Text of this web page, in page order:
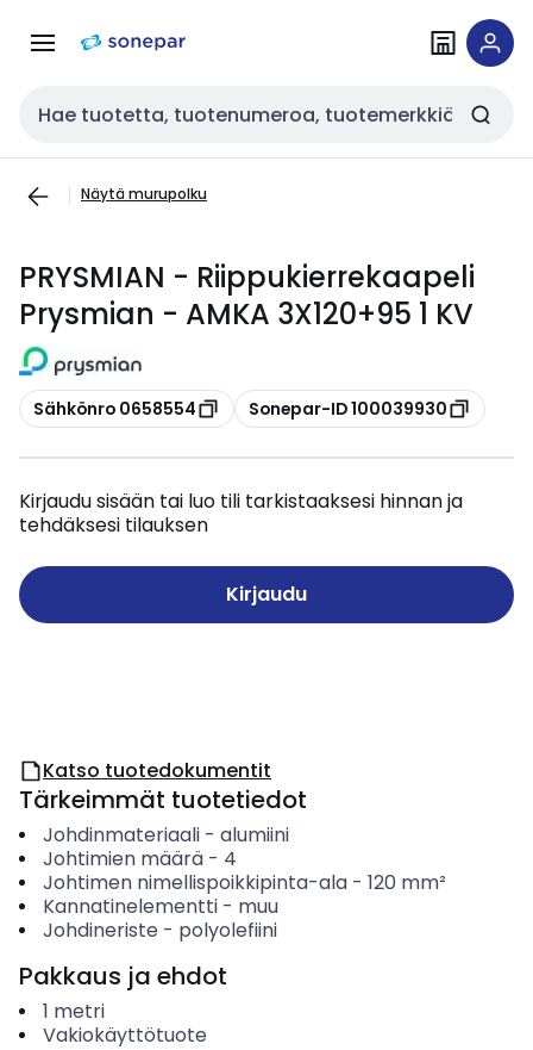
navigointiinsisältöön
Haku
Näytä murupolku
PRYSMIAN - Riippukierrekaapeli
Prysmian - AMKA 3X120+95 1 KV
Kopioi
Sähkönro 0658554 Kopioi
Sonepar-ID 100039930
Kirjaudu sisään tai luo tili tarkistaaksesi hinnan ja
tehdäksesi tilauksen
Kirjaudu
Katso tuotedokumentit
Tärkeimmät tuotetiedot
Johdinmateriaali- alumiini
Johtimien määrä- 4
Johtimen nimellispoikkipinta-ala- 120 mm²
Kannatinelementti- muu
Johdineriste - polyolefiini
Pakkaus ja ehdot
1 metri
Vakiokäyttötuote